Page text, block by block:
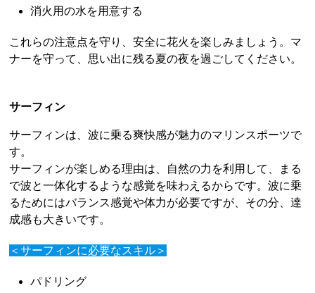
消火用の水を用意する
これらの注意点を守り、安全に花火を楽しみましょう。マ
ナーを守って、思い出に残る夏の夜を過ごしてください。
サーフィン
サーフィンは、波に乗る爽快感が魅力のマリンスポーツで
す。
サーフィンが楽しめる理由は、自然の力を利用して、まる
で波と一体化するような感覚を味わえるからです。波に乗
るためにはバランス感覚や体力が必要ですが、その分、達
成感も大きいです。
＜サーフィンに必要なスキル＞
パドリング